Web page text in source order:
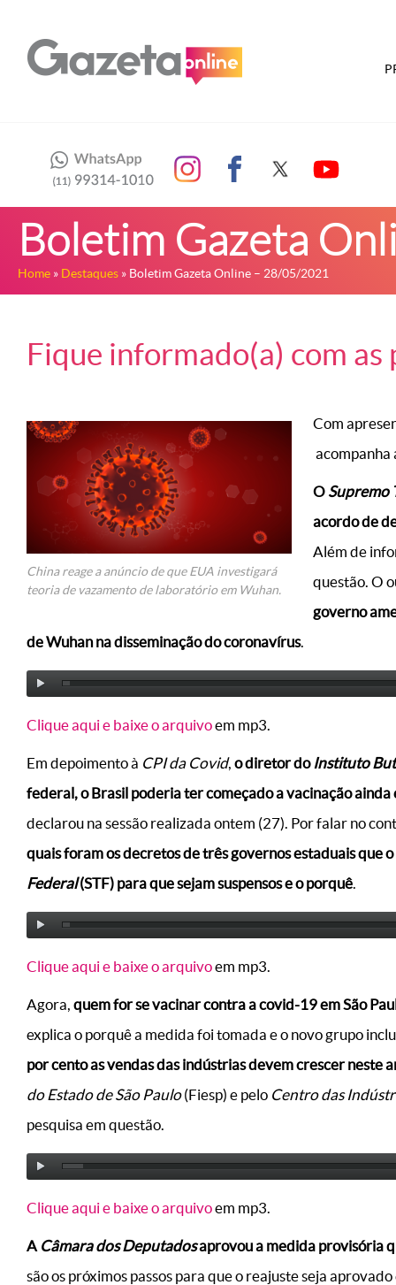
Boletim Gazeta
Home » Destaques » Boletim Gazeta Online – 28/05/2021
Fique informado(a) com
China reage a anúncio de que EUA investigará
teoria de vazamento de laboratório em Wuhan.
Com
acompanha
O Supremo
acordo de
Além de
questão. O
governo
de Wuhan na disseminação do coronavírus.
Clique aqui e baixe o arquivoem mp3.
Em depoimento à CPI da Covid, o diretor do Instituto
federal, o Brasil poderia ter começado a vacinação ainda
declarou na sessão realizada ontem (27). Por falar no
quais foram os decretos de três governos estaduais que
Federal(STF) para que sejam suspensos e o porquê.
Clique aqui e baixe o arquivoem mp3.
Agora, quem for se vacinar contra a covid-19 em São
explica o porquê a medida foi tomada e o novo grupo
por cento as vendas das indústrias devem crescer neste
do Estado de São Paulo(Fiesp) e pelo Centro das
pesquisa em questão.
Clique aqui e baixe o arquivoem mp3.
A Câmara dos Deputadosaprovou a medida provisória
são os próximos passos para que o reajuste seja